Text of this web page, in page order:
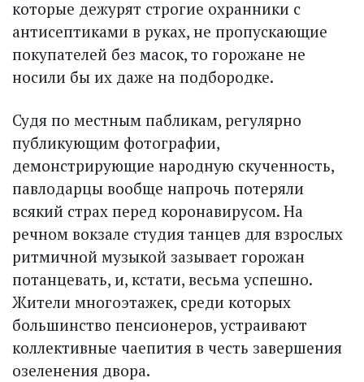
которые дежурят строгие охранники с
антисептиками в руках, не пропускающие
покупателей без масок, то горожане не
носили бы их даже на подбородке.
Судя по местным пабликам, регулярно
публикующим фотографии,
демонстрирующие народную скученность,
павлодарцы вообще напрочь потеряли
всякий страх перед коронавирусом. На
речном вокзале студия танцев для взрослых
ритмичной музыкой зазывает горожан
потанцевать, и, кстати, весьма успешно.
Жители многоэтажек, среди которых
большинство пенсионеров, устраивают
коллективные чаепития в честь завершения
озеленения двора.